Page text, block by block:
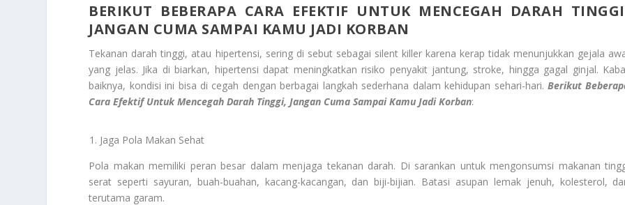
BERIKUT BEBERAPA CARA EFEKTIF UNTUK MENCEGAH DARAH
JANGAN CUMA SAMPAI KAMU JADI KORBAN
Tekanan darah tinggi, atau hipertensi, sering di sebut sebagai silent killer karena kerap tidak menunjukkan gejala
yang jelas. Jika di biarkan, hipertensi dapat meningkatkan risiko penyakit jantung, stroke, hingga gagal ginjal.
baiknya, kondisi ini bisa di cegah dengan berbagai langkah sederhana dalam kehidupan sehari-hari. Berikut
Cara Efektif Untuk Mencegah Darah Tinggi, Jangan Cuma Sampai Kamu Jadi Korban:
Jaga Pola Makan Sehat
Pola makan memiliki peran besar dalam menjaga tekanan darah. Di sarankan untuk mengonsumsi makanan
serat seperti sayuran, buah-buahan, kacang-kacangan, dan biji-bijian. Batasi asupan lemak jenuh, kolesterol,
terutama garam.